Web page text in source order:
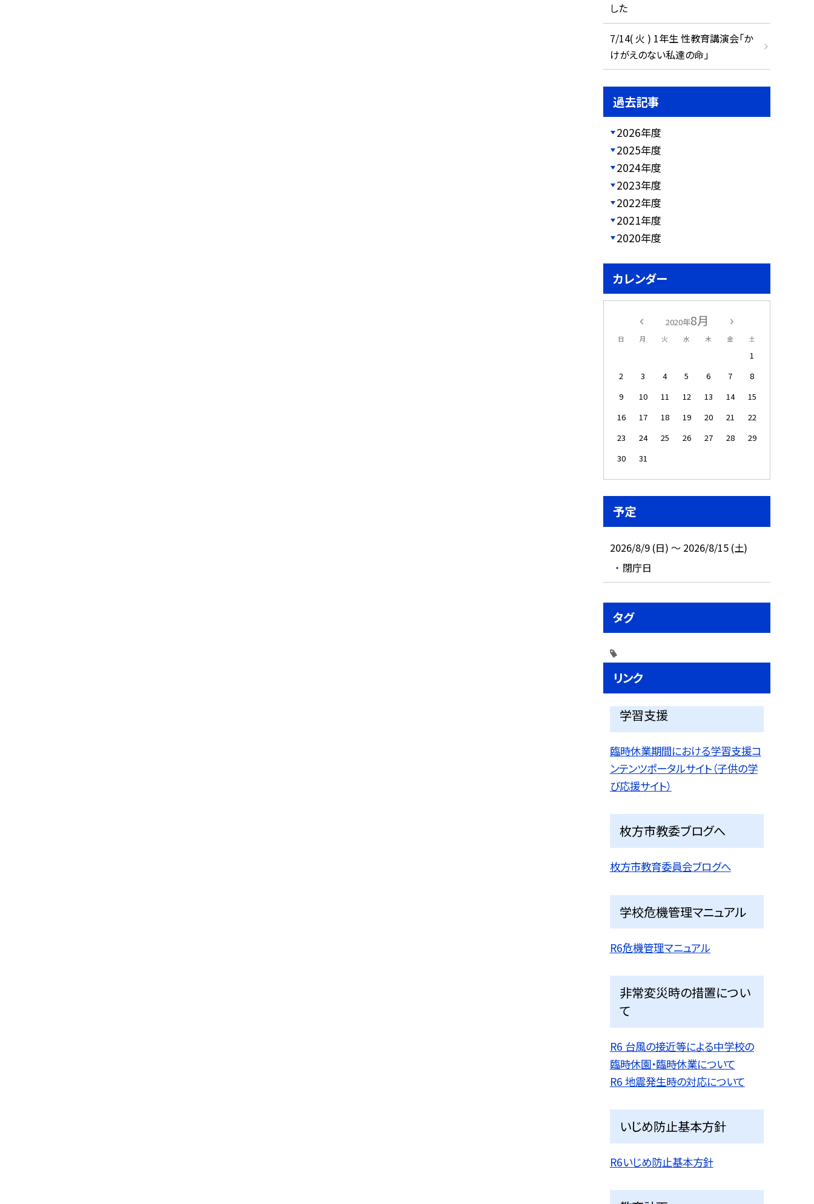
した
7/14( 火 ) 1年生 性教育講演会「か
けがえのない私達の命」
過去記事
2026年度
2025年度
2024年度
2023年度
2022年度
2021年度
2020年度
カレンダー
2020年8月
日 月 火 水 木 金 土
1
2
3 4 5 6 7
8
9
10 11 12 13 14
15
16
17 18 19 20 21
22
23
24 25 26 27 28
29
30
31
予定
2026/8/9 (日) ～ 2026/8/15 (土)
閉庁日
タグ
リンク
学習支援
臨時休業期間における学習支援コ
ンテンツポータルサイト（子供の学
び応援サイト）
枚方市教委ブログへ
枚方市教育委員会ブログへ
学校危機管理マニュアル
R6危機管理マニュアル
非常変災時の措置につい
て
R6 台風の接近等による中学校の
臨時休園・臨時休業について
R6 地震発生時の対応について
いじめ防止基本方針
R6いじめ防止基本方針